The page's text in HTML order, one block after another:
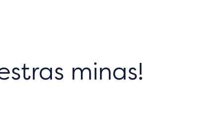
minas!